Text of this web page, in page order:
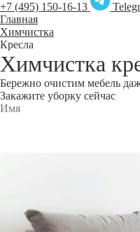
+7 (495) 150-16-13
Главная
Химчистка
Кресла
Химчистка
Бережно очистим мебель
Закажите уборку сейчас